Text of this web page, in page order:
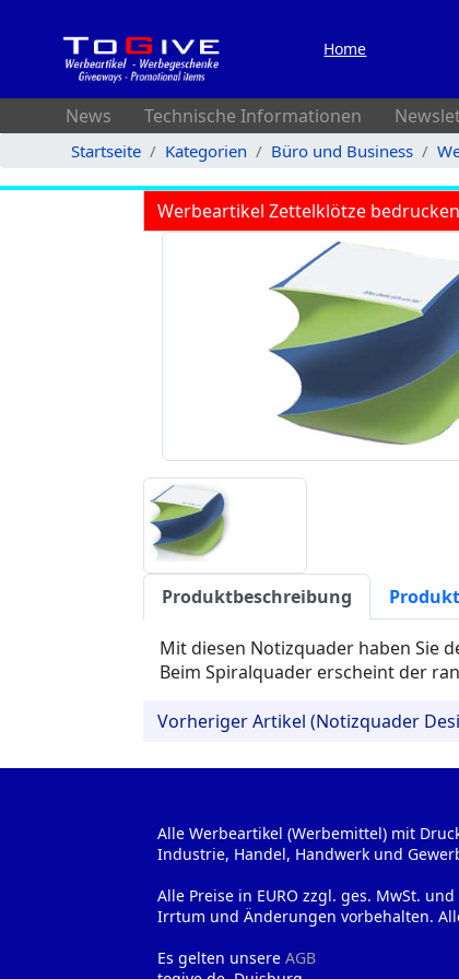
Home
News Technische Informationen
Startseite Kategorien Büro und Business
Werbeartikel Zettelklötze bedrucken
Produktbeschreibung
Mit diesen Notizquader haben Sie
Beim Spiralquader erscheint der
Vorheriger Artikel (Notizquader
Alle Werbeartikel (Werbemittel) mit
Industrie, Handel, Handwerk und
Alle Preise in EURO zzgl. ges. MwSt.
Irrtum und Änderungen vorbehalten.
Es gelten unsere AGB